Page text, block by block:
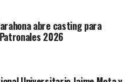
abre casting para
2026